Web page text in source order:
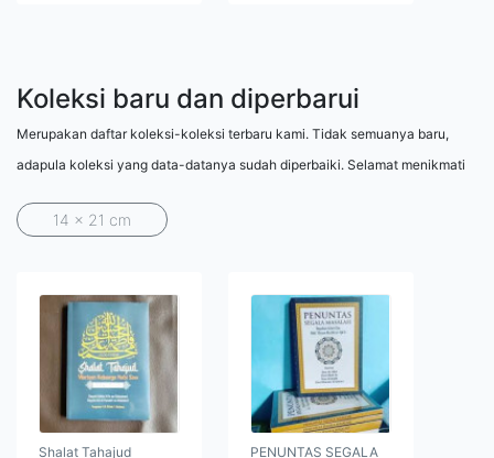
Koleksi baru dan diperbarui
Merupakan daftar koleksi-koleksi terbaru kami. Tidak semuanya baru,
adapula koleksi yang data-datanya sudah diperbaiki. Selamat menikmati
14 x 21 cm
Shalat Tahajud PENUNTAS SEGALA